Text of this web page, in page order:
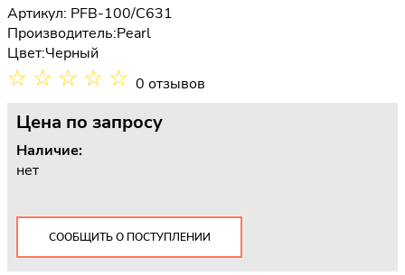
Артикул: PFB-100/C631
Производитель:Pearl
Цвет:Черный
☆ ☆ ☆ ☆ ☆ 0 отзывов
Цена по запросу
Наличие:
нет
СООБЩИТЬ О ПОСТУПЛЕНИИ